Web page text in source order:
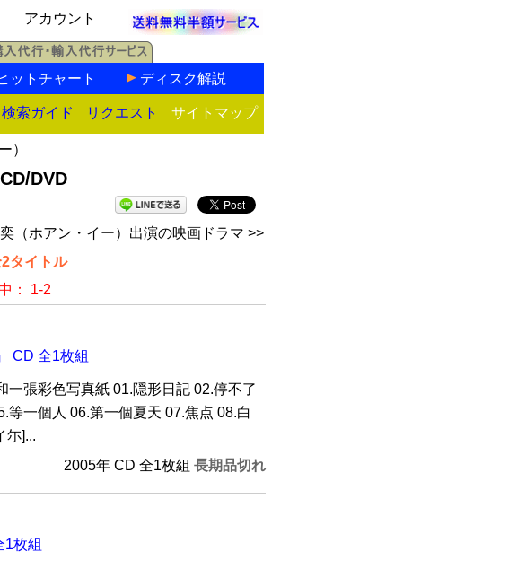
アカウント
ットチャート ディスク解説
検索ガイド リクエスト サイトマップ
）
DVD
（ホアン・イー）出演の映画ドラマ >>
タイトル
： 1-2
CD 全1枚組
一張彩色写真紙 01.隠形日記 02.停不了
等一個人 06.第一個夏天 07.焦点 08.白
尓]...
2005年 CD 全1枚組 長期品切れ
1枚組